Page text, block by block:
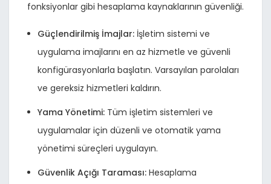
fonksiyonlar gibi hesaplama kaynaklarının güvenliği.
Güçlendirilmiş İmajlar: İşletim sistemi ve
uygulama imajlarını en az hizmetle ve güvenli
konfigürasyonlarla başlatın. Varsayılan parolaları
ve gereksiz hizmetleri kaldırın.
Yama Yönetimi: Tüm işletim sistemleri ve
uygulamalar için düzenli ve otomatik yama
yönetimi süreçleri uygulayın.
Güvenlik Açığı Taraması: Hesaplama